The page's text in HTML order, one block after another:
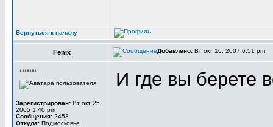
Вернуться к началу
Fenix Добавлено: Вт окт 16, 2007 6:51 pm
*******
Зарегистрирован: Вт окт 25,
2005 1:40 pm
Сообщения: 2453
Откуда: Подмосковье
И где вы берете